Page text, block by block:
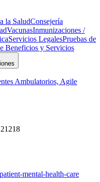
la SaludConsejería
VacunasInmunizaciones /
Servicios LegalesPruebas de
Beneficios y Servicios
Ambulatorios, Agile
mental-health-care